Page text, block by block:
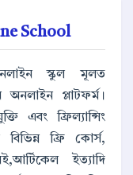
School
স্কুল মূলত
অনলাইন প্লাটফর্ম।
এবং ফ্রিল্যান্সিং
বিভিন্ন ফ্রি কোর্স,
ইত্যাদি